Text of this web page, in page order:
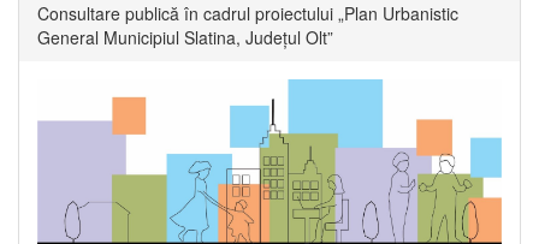
Consultare publică în cadrul proiectului „Plan Urbanistic
General Municipiul Slatina, Județul Olt”